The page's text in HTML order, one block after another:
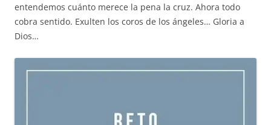
entendemos cuánto merece la pena la cruz. Ahora todo
cobra sentido. Exulten los coros de los ángeles… Gloria a
Dios…